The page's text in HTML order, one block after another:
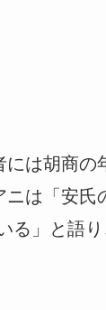
は胡商の
は「安氏
る」と語